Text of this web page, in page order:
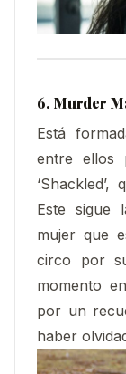
6. Murder
Está
entre ellos
Este sigue
mujer que
circo por
momento
por un
haber